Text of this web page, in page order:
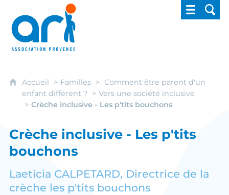
ARI - Association régionale pour
Accueil Familles
Comment être parent d'un
enfant différent ?
Vers une société inclusive
Crèche inclusive - Les p'tits bouchons
Crèche inclusive - Les p'tits
bouchons
Laeticia CALPETARD, Directrice de la
crèche les p'tits bouchons